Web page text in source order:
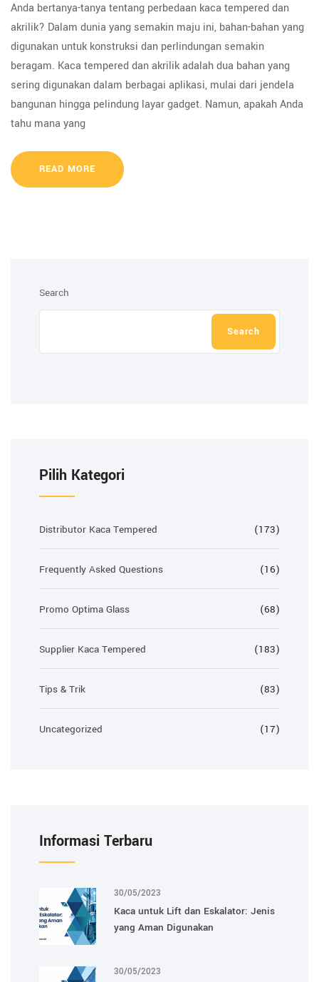
Anda bertanya-tanya tentang perbedaan kaca tempered dan
akrilik? Dalam dunia yang semakin maju ini, bahan-bahan yang
digunakan untuk konstruksi dan perlindungan semakin
beragam. Kaca tempered dan akrilik adalah dua bahan yang
sering digunakan dalam berbagai aplikasi, mulai dari jendela
bangunan hingga pelindung layar gadget. Namun, apakah Anda
tahu mana yang
READ MORE
Search
Search
Pilih Kategori
Distributor Kaca Tempered (173)
Frequently Asked Questions (16)
Promo Optima Glass (68)
Supplier Kaca Tempered (183)
Tips & Trik (83)
Uncategorized (17)
Informasi Terbaru
30/05/2023
Kaca untuk Lift dan Eskalator: Jenis
yang Aman Digunakan
30/05/2023